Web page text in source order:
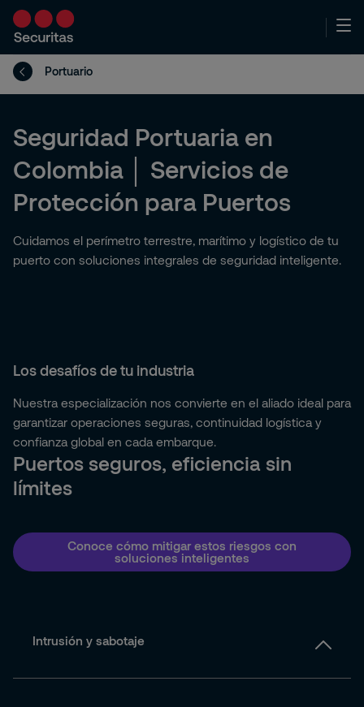
Portuario
Seguridad Portuaria en
Colombia │ Servicios de
Protección para Puertos
Cuidamos el perímetro terrestre, marítimo y logístico de tu
puerto con soluciones integrales de seguridad inteligente.
Los desafíos de tu industria
Nuestra especialización nos convierte en el aliado ideal para
garantizar operaciones seguras, continuidad logística y
confianza global en cada embarque.
Puertos seguros, eficiencia sin
límites
Conoce cómo mitigar estos riesgos con
soluciones inteligentes
Intrusión y sabotaje